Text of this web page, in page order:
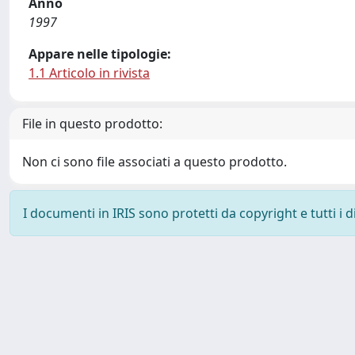
1997
Appare nelle tipologie:
1.1 Articolo in rivista
File in questo prodotto:
Non ci sono file associati a questo prodotto.
I documenti in IRIS sono protetti da copyright e tutti i